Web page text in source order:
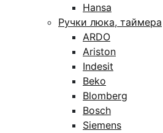
Hansa
Ручки люка, таймера
ARDO
Ariston
Indesit
Beko
Blomberg
Bosch
Siemens